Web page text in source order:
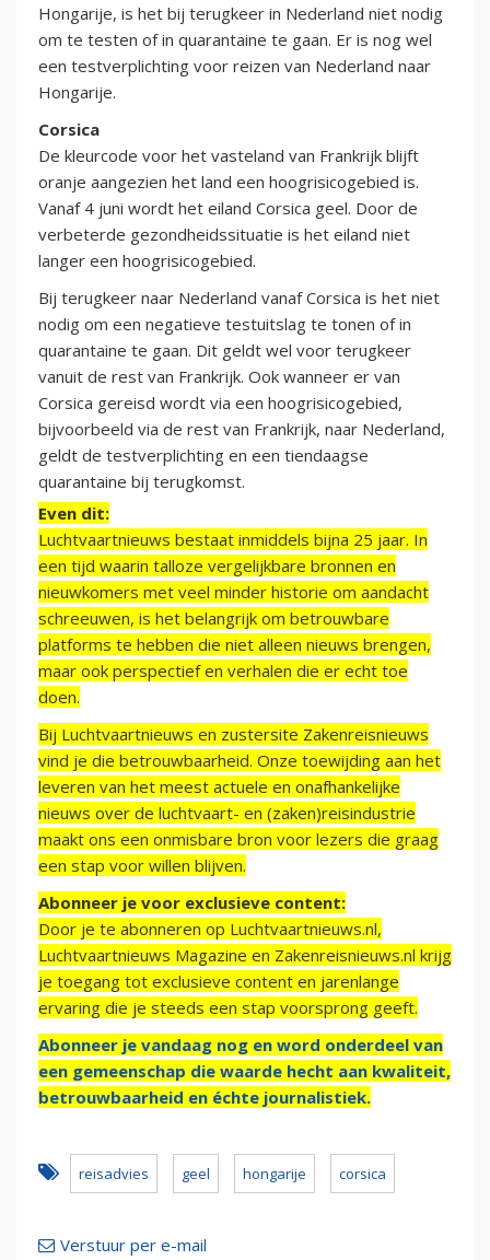
Hongarije, is het bij terugkeer in Nederland niet nodig
om te testen of in quarantaine te gaan. Er is nog wel
een testverplichting voor reizen van Nederland naar
Hongarije.
Corsica
De kleurcode voor het vasteland van Frankrijk blijft
oranje aangezien het land een hoogrisicogebied is.
Vanaf 4 juni wordt het eiland Corsica geel. Door de
verbeterde gezondheidssituatie is het eiland niet
langer een hoogrisicogebied.
Bij terugkeer naar Nederland vanaf Corsica is het niet
nodig om een negatieve testuitslag te tonen of in
quarantaine te gaan. Dit geldt wel voor terugkeer
vanuit de rest van Frankrijk. Ook wanneer er van
Corsica gereisd wordt via een hoogrisicogebied,
bijvoorbeeld via de rest van Frankrijk, naar Nederland,
geldt de testverplichting en een tiendaagse
quarantaine bij terugkomst.
Even dit:
Luchtvaartnieuws bestaat inmiddels bijna 25 jaar. In
een tijd waarin talloze vergelijkbare bronnen en
nieuwkomers met veel minder historie om aandacht
schreeuwen, is het belangrijk om betrouwbare
platforms te hebben die niet alleen nieuws brengen,
maar ook perspectief en verhalen die er echt toe
doen.
Bij Luchtvaartnieuws en zustersite Zakenreisnieuws
vind je die betrouwbaarheid. Onze toewijding aan het
leveren van het meest actuele en onafhankelijke
nieuws over de luchtvaart- en (zaken)reisindustrie
maakt ons een onmisbare bron voor lezers die graag
een stap voor willen blijven.
Abonneer je voor exclusieve content:
Door je te abonneren op Luchtvaartnieuws.nl,
Luchtvaartnieuws Magazine en Zakenreisnieuws.nl krijg
je toegang tot exclusieve content en jarenlange
ervaring die je steeds een stap voorsprong geeft.
Abonneer je vandaag nog en word onderdeel van
een gemeenschap die waarde hecht aan kwaliteit,
betrouwbaarheid en échte journalistiek.
reisadvies geel hongarije corsica
Verstuur per e-mail